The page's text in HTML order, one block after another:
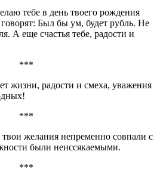
тебе в день твоего рождения
Был бы ум, будет рубль. Не
А еще счастья тебе, радости и
***
жизни, радости и смеха, уважения
***
желания непременно совпали с
были неиссякаемыми.
***